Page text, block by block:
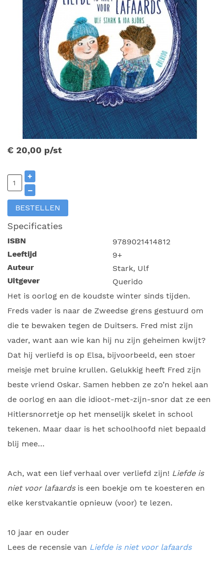
€ 20,00 p/st
+
–
BESTELLEN
Specificaties
ISBN
9789021414812
Leeftijd
9+
Auteur
Stark, Ulf
Uitgever
Querido
Het is oorlog en de koudste winter sinds tijden.
Freds vader is naar de Zweedse grens gestuurd om
die te bewaken tegen de Duitsers. Fred mist zijn
vader, want aan wie kan hij nu zijn geheimen kwijt?
Dat hij verliefd is op Elsa, bijvoorbeeld, een stoer
meisje met bruine krullen. Gelukkig heeft Fred zijn
beste vriend Oskar. Samen hebben ze zo’n hekel aan
de oorlog en aan die idioot-met-zijn-snor dat ze een
Hitlersnorretje op het menselijk skelet in school
tekenen. Maar daar is het schoolhoofd niet bepaald
blij mee…
Ach, wat een lief verhaal over verliefd zijn! Liefde is
niet voor lafaardsis een boekje om te koesteren en
elke kerstvakantie opnieuw (voor) te lezen.
10 jaar en ouder
Lees de recensie van Liefde is niet voor lafaards